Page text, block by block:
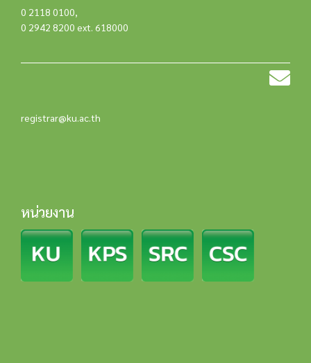
0 2118 0100,
0 2942 8200 ext. 618000
registrar@ku.ac.th
หน่วยงาน